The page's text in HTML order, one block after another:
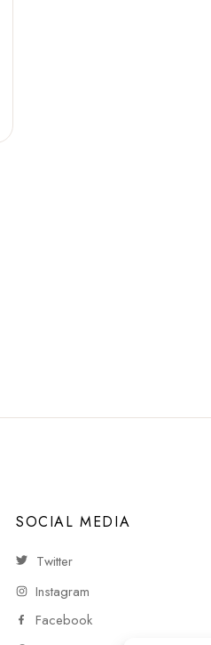
SOCIAL MEDIA
Twitter
Instagram
Facebook